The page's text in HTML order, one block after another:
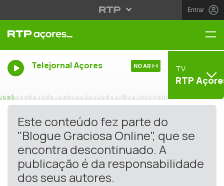
Entrar
Telejornal Açores NO AR TV
RTP
Este conteúdo fez parte do
"Blogue Graciosa Online", que se
encontra descontinuado. A
publicação é da responsabilidade
dos seus autores.